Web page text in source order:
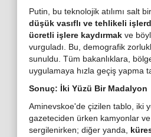
Putin, bu teknolojik atılımı salt
düşük vasıflı ve tehlikeli
ücretli işlere kaydırmak ve
vurguladı. Bu, demografik
sunuldu. Tüm bakanlıklara,
uygulamaya hızla geçiş yapma
Sonuç: İki Yüzü Bir Madalyon
Aminevskoe'de çizilen tablo, iki
gazeteciden ürken kamyonlar
sergilenirken; diğer yanda,